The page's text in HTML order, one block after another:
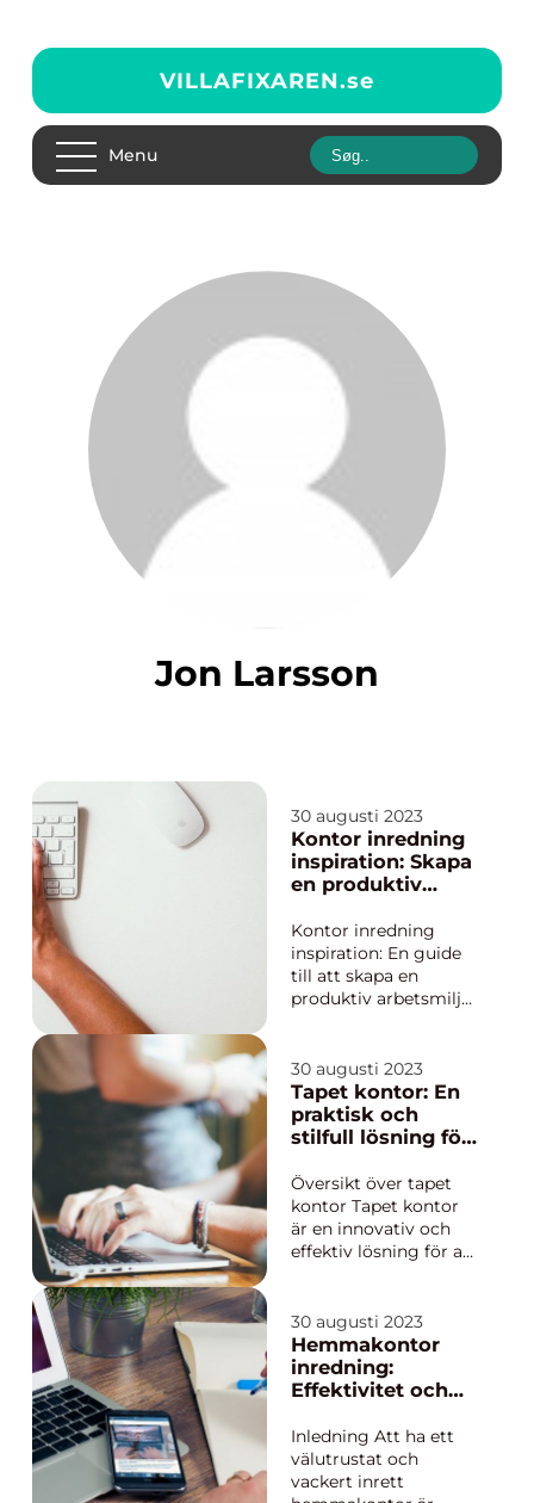
VILLAFIXAREN.se
Menu
Jon Larsson
30 augusti 2023
Kontor inredning
inspiration: Skapa
en produktiv
Kontor inredning
inspiration: En guide
till att skapa en
produktiv arbetsmiljö
än bara en plats att
arbeta på. Den har
blivit en plats för
samarbete, kreativitet
väldesignad
arbetsplats...
30 augusti 2023
Tapet kontor: En
praktisk och
stilfull lösning för
arbetsutrymme
Översikt över tapet
kontor Tapet kontor
är en innovativ och
effektiv lösning för att
arbetsutrymme i ditt
hem eller på kontoret.
Genom att använda
tapet med olika
kan du enkelt
transformera en van...
30 augusti 2023
Hemmakontor
inredning:
Effektivitet och
arbetsutrymme
Inledning Att ha ett
välutrustat och
vackert inrett